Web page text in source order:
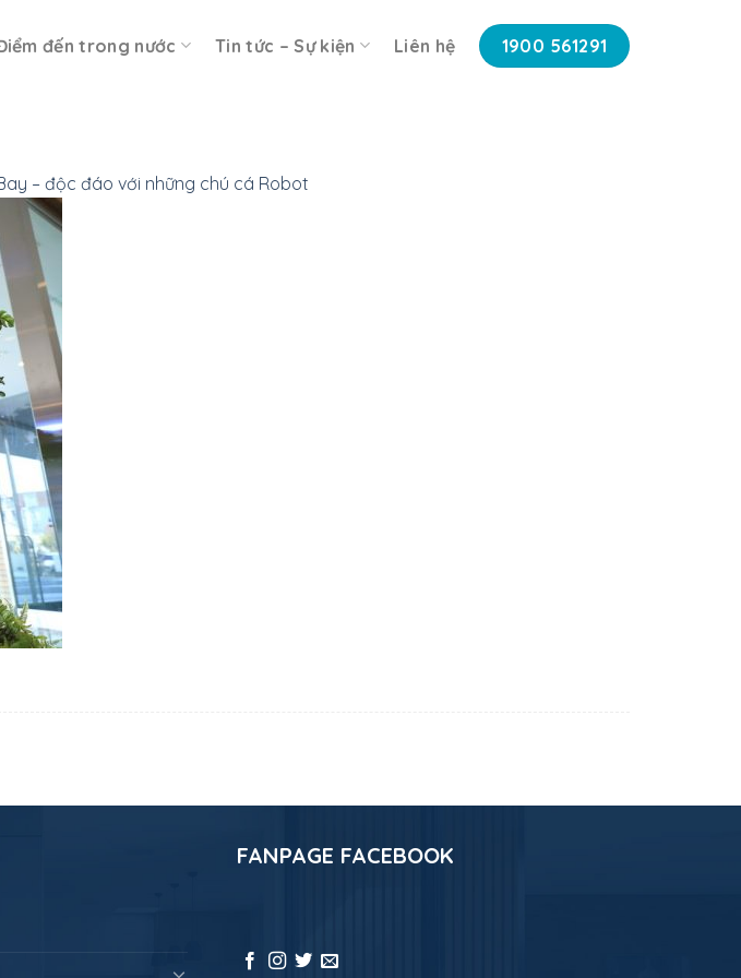
đến trong nước Tin tức – Sự kiện Liên hệ 1900 561291
– độc đáo với những chú cá Robot
FANPAGE FACEBOOK